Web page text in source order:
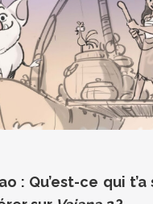
: Qu’est-ce qui